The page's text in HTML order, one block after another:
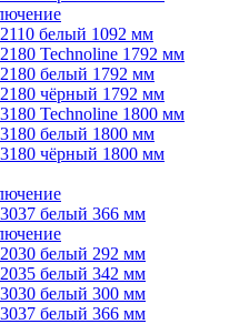
белый 1092 мм
Technoline 1792 мм
белый 1792 мм
чёрный 1792 мм
Technoline 1800 мм
белый 1800 мм
чёрный 1800 мм
белый 366 мм
белый 292 мм
белый 342 мм
белый 300 мм
белый 366 мм